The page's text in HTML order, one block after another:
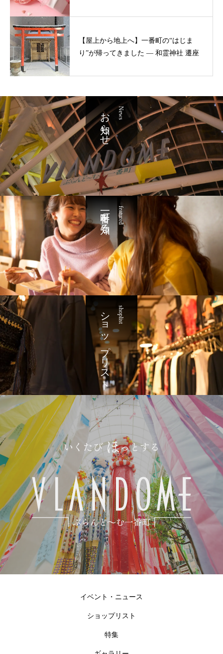
【屋上から地上へ】一番町の“はじま
り”が帰ってきました ― 和霊神社 遷座
News
お知らせ
featured
一番町を知る
shoplist
ショップリスト
イベント・ニュース
ショップリスト
特集